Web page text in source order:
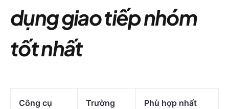
dụng giao tiếp nhóm
tốt nhất
Công cụ
Trường
Phù hợp nhất